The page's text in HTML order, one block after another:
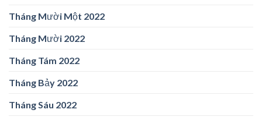
Tháng Mười Một 2022
Tháng Mười 2022
Tháng Tám 2022
Tháng Bảy 2022
Tháng Sáu 2022